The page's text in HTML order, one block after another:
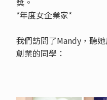
*年度女企業家*
我們訪問了Mandy，聽
創業的同學：